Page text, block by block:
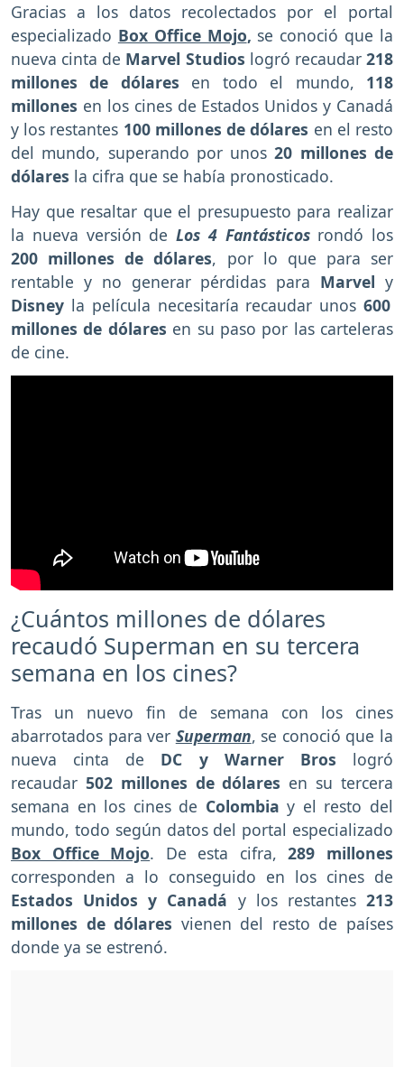
Gracias a los datos recolectados por el portal
especializado Box Office Mojo, se conoció que la
nueva cinta de Marvel Studios logró recaudar218
millones de dólares en todo el mundo, 118
millones en los cines de Estados Unidos y Canadá
y los restantes 100 millones de dólares en el resto
del mundo, superando por unos20 millones de
dólares la cifra que se había pronosticado.
Hay que resaltar que el presupuesto para realizar
la nueva versión de Los 4 Fantásticosrondó los
200 millones de dólares, por lo que para ser
rentable y no generar pérdidas para Marvely
Disney la película necesitaría recaudar unos600
millones de dólares en su paso por las carteleras
de cine.
¿Cuántos millones de dólares
recaudó Superman en su tercera
semana en los cines?
Tras un nuevo fin de semana con los cines
abarrotados para ver Superman, se conoció que la
nueva cinta de DC y Warner Bros logró
recaudar 502 millones de dólares en su tercera
semana en los cines de Colombia y el resto del
mundo, todo según datos del portal especializado
Box Office Mojo. De esta cifra,289 millones
corresponden a lo conseguido en los cines de
Estados Unidos y Canadá y los restantes213
millones de dólares vienen del resto de países
donde ya se estrenó.